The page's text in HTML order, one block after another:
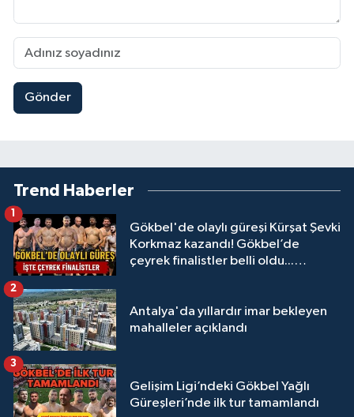
Gönder
Trend Haberler
Gökbel'de olaylı güreşi Kürşat Şevki
Korkmaz kazandı! Gökbel’de
çeyrek finalistler belli oldu...
1
Antalya'da yıllardır imar bekleyen
mahalleler açıklandı
2
Gelişim Ligi’ndeki Gökbel Yağlı
Güreşleri’nde ilk tur tamamlandı
3